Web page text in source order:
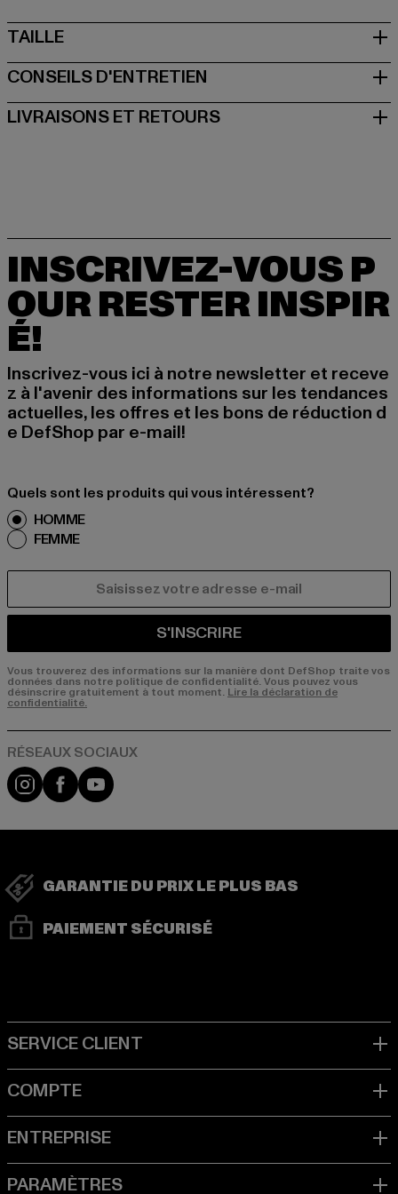
TAILLE
CONSEILS D'ENTRETIEN
LIVRAISONS ET RETOURS
INSCRIVEZ-VOUS P
OUR RESTER INSPIR
É!
Inscrivez-vous ici à notre newsletter et receve
z à l'avenir des informations sur les tendances
actuelles, les offres et les bons de réduction d
e DefShop par e-mail!
Quels sont les produits qui vous intéressent?
HOMME
FEMME
S'INSCRIRE
Vous trouverez des informations sur la manière dont DefShop traite vos
données dans notre politique de confidentialité. Vous pouvez vous
désinscrire gratuitement à tout moment. Lire la déclaration de
confidentialité.
Visit our Instagram page:
Visit our Facebook page:
Visit our YouTube channel:
GARANTIE DU PRIX LE PLUS BAS
PAIEMENT SÉCURISÉ